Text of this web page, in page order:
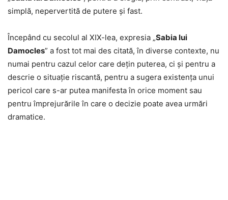
simplă, nepervertită de putere și fast.
Începând cu secolul al XIX-lea, expresia „Sabia lui
Damocles” a fost tot mai des citată, în diverse contexte, nu
numai pentru cazul celor care dețin puterea, ci și pentru a
descrie o situație riscantă, pentru a sugera existența unui
pericol care s-ar putea manifesta în orice moment sau
pentru împrejurările în care o decizie poate avea urmări
dramatice.